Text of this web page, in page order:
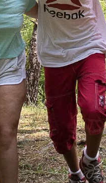
Butlletins
Diari de la Fundació
Fundesplai als mitjans
Xarxes socials